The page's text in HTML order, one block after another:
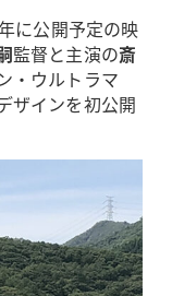
に公開予定の映
監督と主演の斎
・ウルトラマ
ザインを初公開